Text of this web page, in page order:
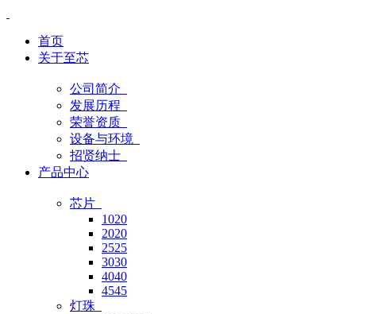
首页
关于至芯
公司简介
发展历程
荣誉资质
设备与环境
招贤纳士
产品中心
芯片
1020
2020
2525
3030
4040
4545
灯珠